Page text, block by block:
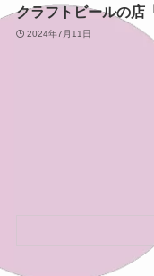
クラフトビールの店
ちあさくら」
2024年7月11日